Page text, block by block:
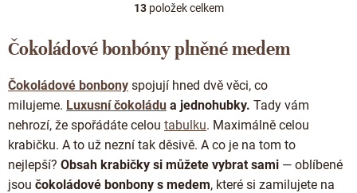
O
l
á
a
c
í
p
r
v
k
13položek celkem
Čokoládové bonbóny plněné medem
Čokoládové bonbony spojují hned dvě věci, co
milujeme. Luxusní čokoládu a jednohubky. Tady vám
nehrozí, že spořádáte celou tabulku. Maximálně celou
krabičku. A to už nezní tak děsivě. A co je na tom to
nejlepší? Obsah krabičky si můžete vybrat sami — oblíbené
jsou čokoládové bonbony s medem, které si zamilujete na